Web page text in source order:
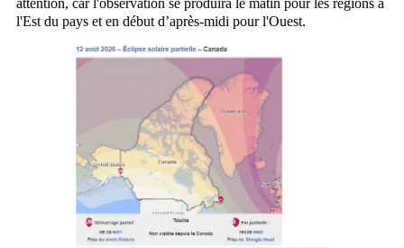
l'Est du pays et en début d’après-midi pour l'Ouest.